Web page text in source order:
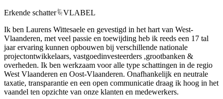
Erkende schatter
VLABEL
Ik ben Laurens Wittesaele en gevestigd in het hart van West-
Vlaanderen, met veel passie en toewijding heb ik reeds een 17 tal
jaar ervaring kunnen opbouwen bij verschillende nationale
projectontwikkelaars, vastgoedinvesteerders ,grootbanken &
overheden. Ik ben werkzaam voor alle type schattingen in de regio
West Vlaanderen en Oost-Vlaanderen. Onafhankelijk en neutrale
taxatie, transparantie en een open communicatie draag ik hoog in het
vaandel ten opzichte van onze klanten en medewerkers.